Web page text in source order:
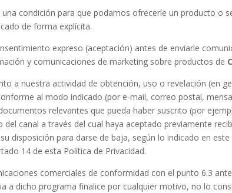
condición para que podamos ofrecerle un producto o
de forma explícita.
expreso (aceptación) antes de enviarle
y comunicaciones de marketing sobre productos de
a nuestra actividad de obtención, uso o revelación (en
al modo indicado (por e-mail, correo postal,
relevantes que pueda haber suscrito (por
canal a través del cual haya aceptado previamente
disposición para darse de baja, según lo indicado en
14 de esta Política de Privacidad.
comerciales de conformidad con el punto 6.3
a dicho programa finalice por cualquier motivo, no lo